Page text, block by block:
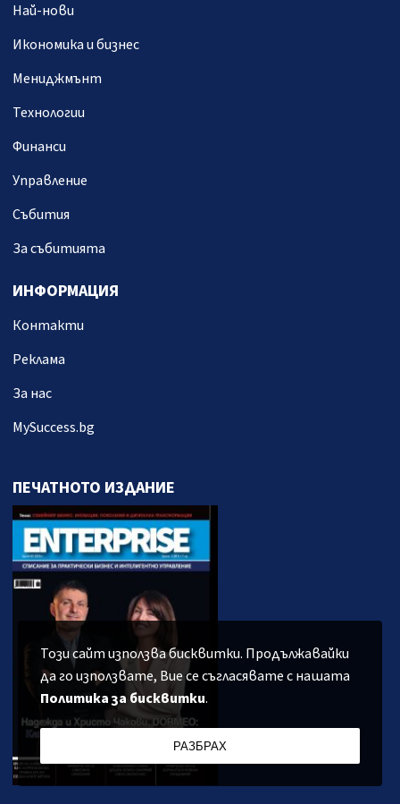
Най-нови
Икономика и бизнес
Мениджмънт
Технологии
Финанси
Управление
Събития
За събитията
ИНФОРМАЦИЯ
Контакти
Реклама
За нас
MySuccess.bg
ПЕЧАТНОТО ИЗДАНИЕ
Този сайт използва бисквитки. Продължавайки
да го използвате, Вие се съгласявате с нашата
Политика за бисквитки.
РАЗБРАХ